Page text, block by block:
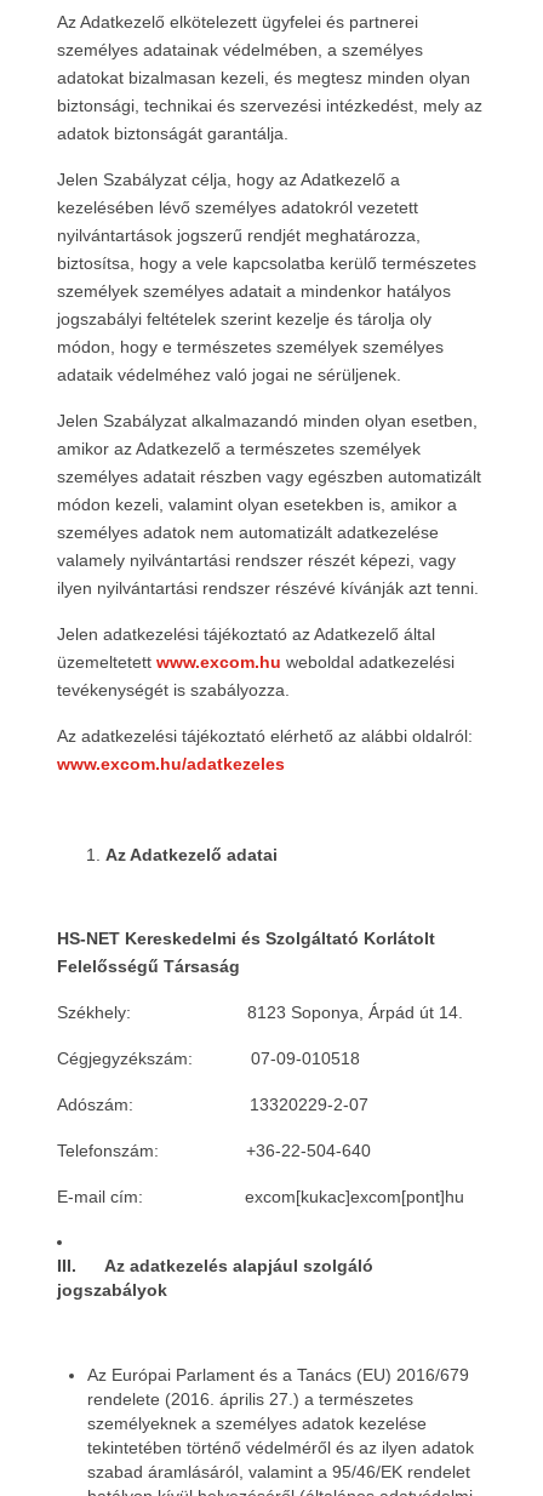
Az Adatkezelő elkötelezett ügyfelei és partnerei
személyes adatainak védelmében, a személyes
adatokat bizalmasan kezeli, és megtesz minden olyan
biztonsági, technikai és szervezési intézkedést, mely az
adatok biztonságát garantálja.
Jelen Szabályzat célja, hogy az Adatkezelő a
kezelésében lévő személyes adatokról vezetett
nyilvántartások jogszerű rendjét meghatározza,
biztosítsa, hogy a vele kapcsolatba kerülő természetes
személyek személyes adatait a mindenkor hatályos
jogszabályi feltételek szerint kezelje és tárolja oly
módon, hogy e természetes személyek személyes
adataik védelméhez való jogai ne sérüljenek.
Jelen Szabályzat alkalmazandó minden olyan esetben,
amikor az Adatkezelő a természetes személyek
személyes adatait részben vagy egészben automatizált
módon kezeli, valamint olyan esetekben is, amikor a
személyes adatok nem automatizált adatkezelése
valamely nyilvántartási rendszer részét képezi, vagy
ilyen nyilvántartási rendszer részévé kívánják azt tenni.
Jelen adatkezelési tájékoztató az Adatkezelő által
üzemeltetett www.excom.hu weboldal adatkezelési
tevékenységét is szabályozza.
Az adatkezelési tájékoztató elérhető az alábbi oldalról:
www.excom.hu/adatkezeles
Az Adatkezelő adatai
HS-NET Kereskedelmi és Szolgáltató Korlátolt
Felelősségű Társaság
Székhely: 8123 Soponya, Árpád út 14.
Cégjegyzékszám: 07-09-010518
Adószám: 13320229-2-07
Telefonszám: +36-22-504-640
E-mail cím: excom[kukac]excom[pont]hu
III. Az adatkezelés alapjául szolgáló
jogszabályok
Az Európai Parlament és a Tanács (EU) 2016/679
rendelete (2016. április 27.) a természetes
személyeknek a személyes adatok kezelése
tekintetében történő védelméről és az ilyen adatok
szabad áramlásáról, valamint a 95/46/EK rendelet